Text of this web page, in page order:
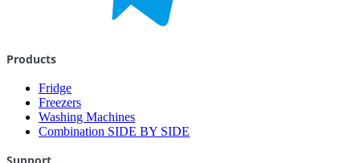
Products
Fridge
Freezers
Washing Machines
Combination SIDE BY SIDE
Support